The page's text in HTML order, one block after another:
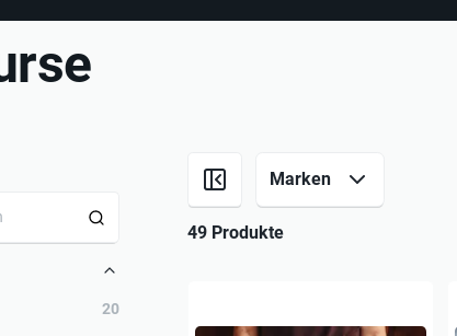
20
Marken
49 Produkte